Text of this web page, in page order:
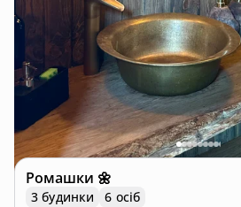
Ромашки 🌼
3 будинки
6 осіб